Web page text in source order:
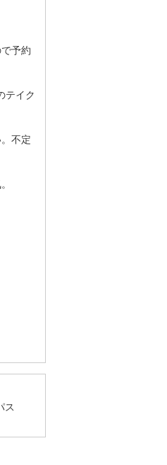
予約
テイク
不定
ス